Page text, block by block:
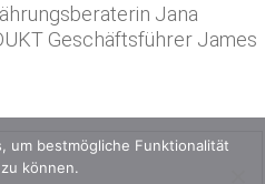
Jana
Geschäftsführer James
um bestmögliche Funktionalität
können.